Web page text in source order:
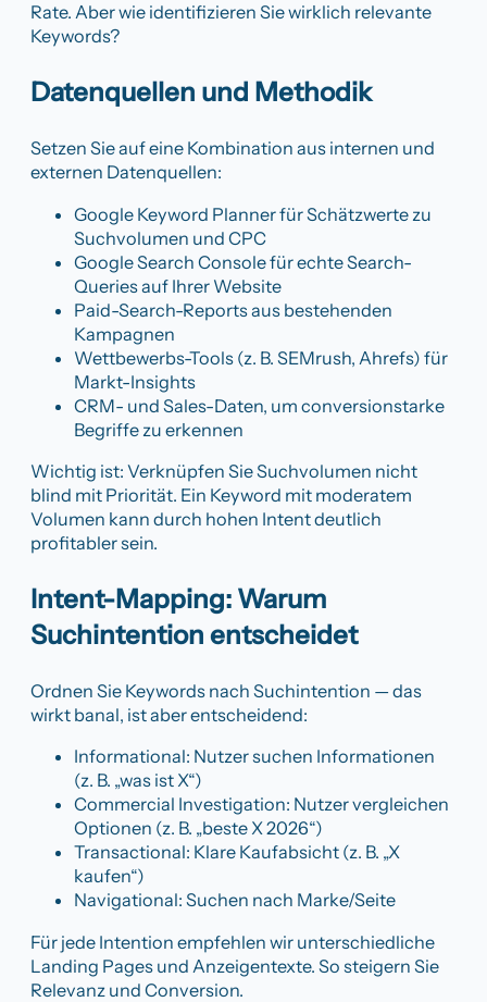
Rate. Aber wie identifizieren Sie wirklich relevante
Keywords?
Datenquellen und Methodik
Setzen Sie auf eine Kombination aus internen und
externen Datenquellen:
Google Keyword Planner für Schätzwerte zu
Suchvolumen und CPC
Google Search Console für echte Search-
Queries auf Ihrer Website
Paid-Search-Reports aus bestehenden
Kampagnen
Wettbewerbs-Tools (z. B. SEMrush, Ahrefs) für
Markt-Insights
CRM- und Sales-Daten, um conversionstarke
Begriffe zu erkennen
Wichtig ist: Verknüpfen Sie Suchvolumen nicht
blind mit Priorität. Ein Keyword mit moderatem
Volumen kann durch hohen Intent deutlich
profitabler sein.
Intent-Mapping: Warum
Suchintention entscheidet
Ordnen Sie Keywords nach Suchintention — das
wirkt banal, ist aber entscheidend:
Informational: Nutzer suchen Informationen
(z. B. „was ist X“)
Commercial Investigation: Nutzer vergleichen
Optionen (z. B. „beste X 2026“)
Transactional: Klare Kaufabsicht (z. B. „X
kaufen“)
Navigational: Suchen nach Marke/Seite
Für jede Intention empfehlen wir unterschiedliche
Landing Pages und Anzeigentexte. So steigern Sie
Relevanz und Conversion.